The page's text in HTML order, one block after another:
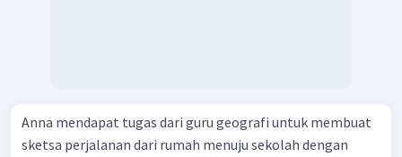
Anna mendapat tugas dari guru geografi untuk membuat
sketsa perjalanan dari rumah menuju sekolah dengan